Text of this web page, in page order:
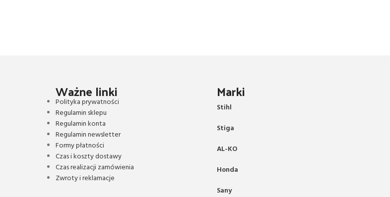
Ważne linki
Polityka prywatności
Regulamin sklepu
Regulamin konta
Regulamin newsletter
Formy płatności
Czas i koszty dostawy
Czas realizacji zamówienia
Zwroty i reklamacje
Marki
Stihl
Stiga
AL-KO
Honda
Sany